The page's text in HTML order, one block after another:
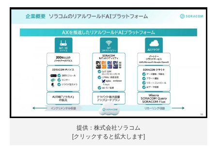
提供：株式会社ソラコム
[クリックすると拡大します]